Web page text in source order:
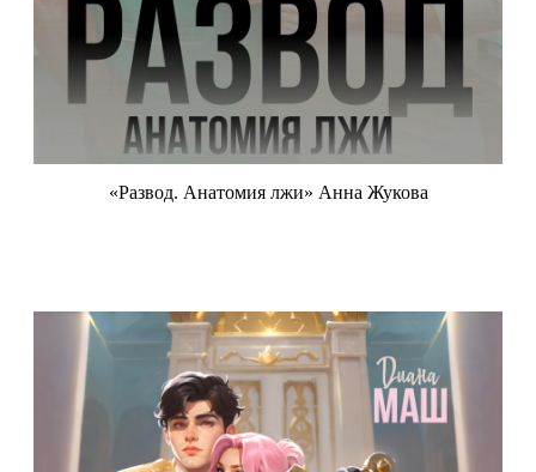
«Развод. Анатомия лжи» Анна Жукова